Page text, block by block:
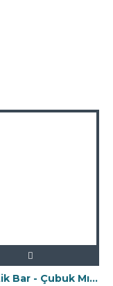
Manyetik Bar - Çubuk Mıknatıs - 25x90 mm - 10.000 Gauss Gücü